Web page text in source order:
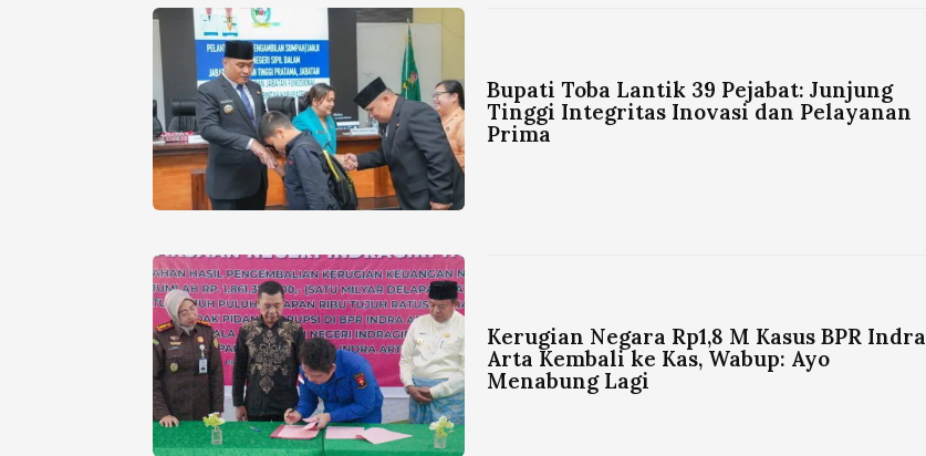
Bupati Toba Lantik 39 Pejabat: Junjung
Tinggi Integritas Inovasi dan Pelayanan
Prima
Kerugian Negara Rp1,8 M Kasus BPR Indra
Arta Kembali ke Kas, Wabup: Ayo
Menabung Lagi